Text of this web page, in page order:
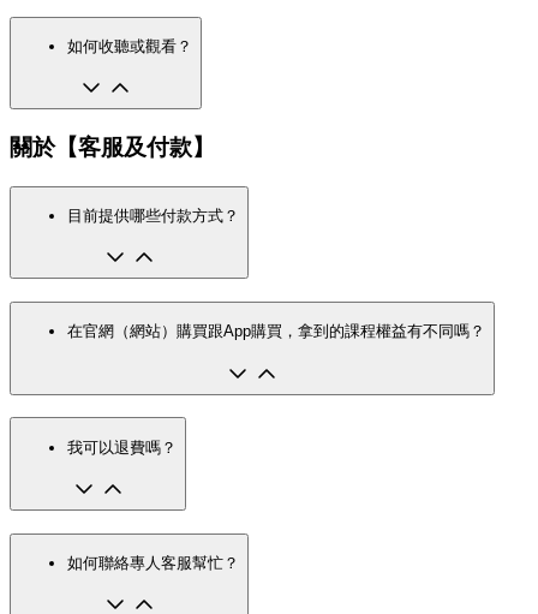
如何收聽或觀看？
關於【客服及付款】
目前提供哪些付款方式？
在官網（網站）購買跟App購買，拿到的課程權益有不同嗎？
我可以退費嗎？
如何聯絡專人客服幫忙？